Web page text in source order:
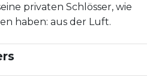
privaten Schlösser, wie
haben: aus der Luft.